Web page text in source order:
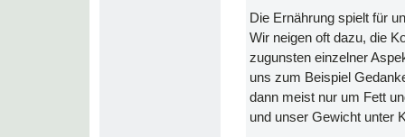
Die Ernährung spielt für
Wir neigen oft dazu, die
zugunsten einzelner
uns zum Beispiel
dann meist nur um Fett
und unser Gewicht unter